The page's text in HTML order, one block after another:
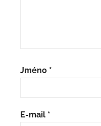
Jméno *
E-mail *